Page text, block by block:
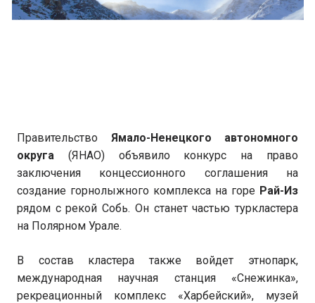
Правительство Ямало-Ненецкого автономного
округа (ЯНАО) объявило конкурс на право
заключения концессионного соглашения на
создание горнолыжного комплекса на горе Рай-Из
рядом с рекой Собь. Он станет частью туркластера
на Полярном Урале.
В состав кластера также войдет этнопарк,
международная научная станция «Снежинка»,
рекреационный комплекс «Харбейский», музей